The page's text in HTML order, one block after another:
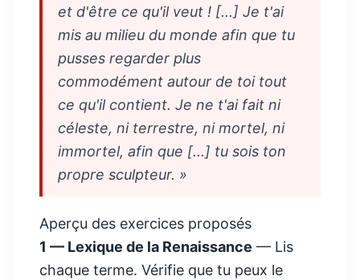
et d'être ce qu'il veut ! [...] Je t'ai
mis au milieu du monde afin que tu
pusses regarder plus
commodément autour de toi tout
ce qu'il contient. Je ne t'ai fait ni
céleste, ni terrestre, ni mortel, ni
immortel, afin que [...] tu sois ton
propre sculpteur. »
Aperçu des exercices proposés
1 — Lexique de la Renaissance — Lis
chaque terme. Vérifie que tu peux le